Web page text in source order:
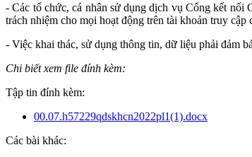
- Các tổ chức, cá nhân sử dụng dịch vụ Cổng kết nối
trách nhiệm cho mọi hoạt động trên tài khoản truy cập
- Việc khai thác, sử dụng thông tin, dữ liệu phải đảm
Chi biết xem file đính kèm:
Tập tin đính kèm:
00.07.h57229qdskhcn2022pl1(1).docx
Các bài khác: